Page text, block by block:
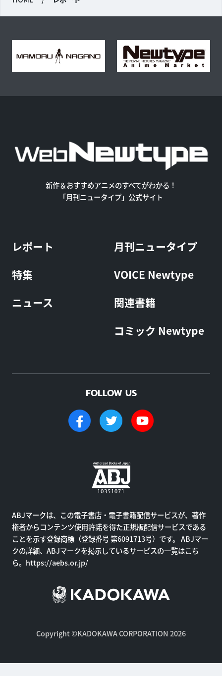
新作＆おすすめアニメのすべてがわかる！
「月刊ニュータイプ」公式サイト
レポート
特集
ニュース
月刊ニュータイプ
VOICE Newtype
関連書籍
コミック Newtype
FOLLOW US
ABJマークは、この電子書店・電子書籍配信サービスが、著作
権者からコンテンツ使用許諾を得た正規版配信サービスである
ことを示す登録商標（登録番号 第6091713号）です。 ABJマー
クの詳細、ABJマークを掲示しているサービスの一覧はこち
ら。 https://aebs.or.jp/
Copyright ©KADOKAWA CORPORATION 2026